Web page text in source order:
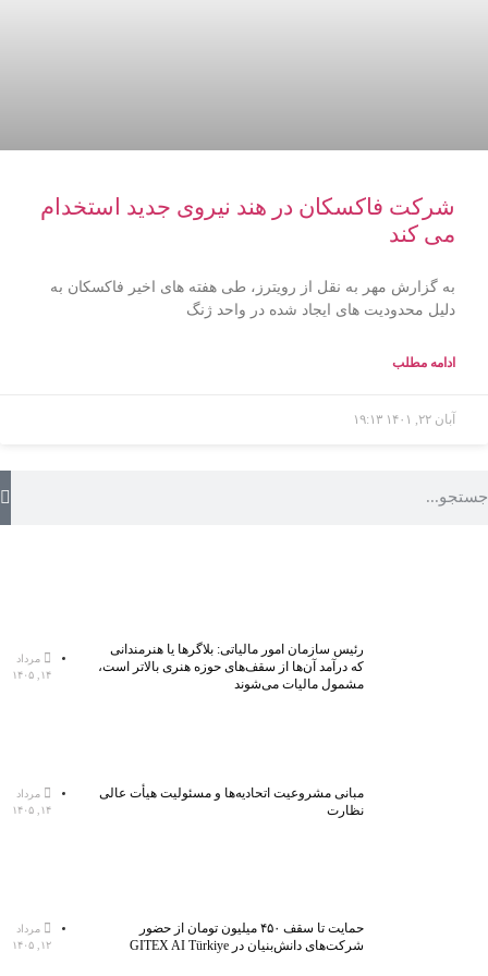
شرکت فاکسکان در هند نیروی جدید استخدام
می کند
به گزارش مهر به نقل از رویترز، طی هفته های اخیر فاکسکان به
دلیل محدودیت های ایجاد شده در واحد ژنگ
ادامه مطلب
آبان ۲۲, ۱۴۰۱ ۱۹:۱۳
رئیس سازمان امور مالیاتی: بلاگر‌ها یا هنرمندانی
که درآمد آن‌ها از سقف‌های حوزه هنری بالاتر است،
مشمول مالیات می‌شوند
مرداد
۱۴, ۱۴۰۵
مبانی مشروعیت اتحادیه‌ها و مسئولیت هیأت عالی
نظارت
مرداد
۱۴, ۱۴۰۵
حمایت تا سقف ۴۵۰ میلیون تومان از حضور
شرکت‌های دانش‌بنیان در GITEX AI Türkiye
مرداد
۱۲, ۱۴۰۵